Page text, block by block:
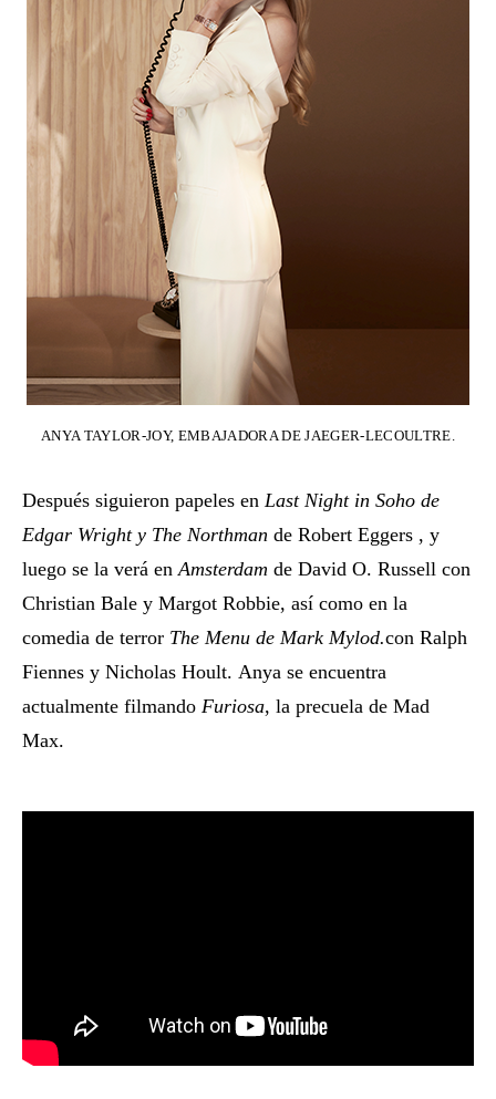
ANYA TAYLOR-JOY, EMBAJADORA DE JAEGER-LECOULTRE.
Después siguieron papeles en Last Night in Soho de
Edgar Wright y The Northman de Robert Eggers , y
luego se la verá enAmsterdam de David O. Russell con
Christian Bale y Margot Robbie, así como en la
comedia de terror The Menu de Mark Mylod.con Ralph
Fiennes y Nicholas Hoult. Anya se encuentra
actualmente filmando Furiosa, la precuela de Mad
Max.